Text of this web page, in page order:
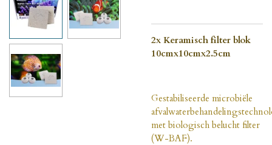
2x Keramisch filter blok
10cmx10cmx2.5cm
Gestabiliseerde microbiële
met biologisch belucht filter
(W-BAF).